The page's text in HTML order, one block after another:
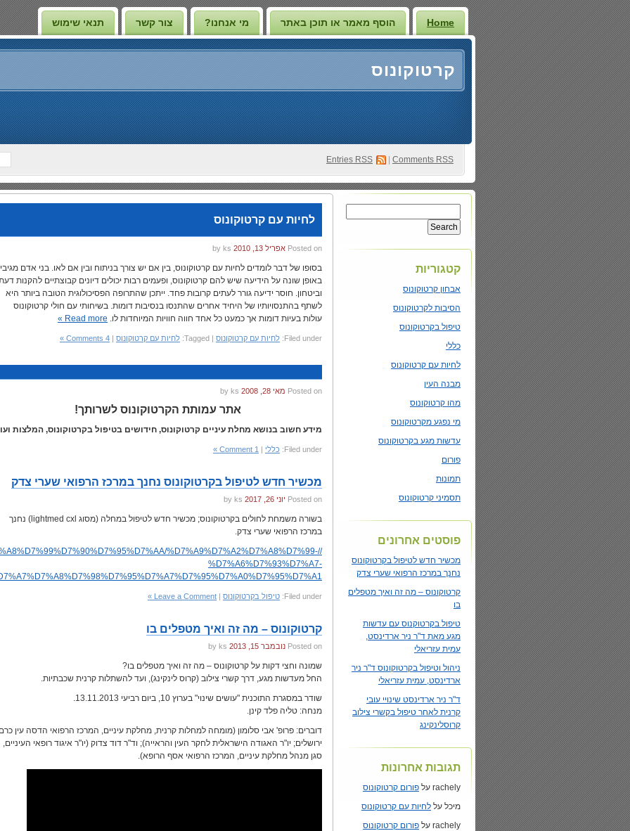
Home הוסף מאמר או תוכן באתר מי אנחנו? צור קשר תנאי שימוש
קרטוקונוס
Entries RSS Comments RSS
קטגוריות
אבחון קרטוקונוס
הסיבות לקרטוקונוס
טיפול בקרטוקונוס
כללי
לחיות עם קרטוקונוס
מבנה העין
מהו קרטוקונוס
מי נפגע מקרטוקונוס
עדשות מגע בקרטוקונוס
פורום
תמונות
תסמיני קרטוקונוס
פוסטים אחרונים
מכשיר חדש לטיפול בקרטוקונוס
נחנך במרכז הרפואי שערי צדק
קרטוקונוס – מה זה ואיך מטפלים
בו
טיפול בקרטוקנוס עם עדשות
מגע מאת ד"ר ניר ארדינסט,
עמית עזריאלי
ניהול וטיפול בקרטוקונוס ד"ר ניר
ארדינסט, עמית עזריאלי
ד"ר ניר ארדינסט שינויי עובי
קרנית לאחר טיפול בקשרי צילוב
קרוסלינקינג
תגובות אחרונות
rachely על פורום קרטוקונוס
מיכל על לחיות עם קרטוקונוס
rachely על פורום קרטוקונוס
לחיות עם קרטוקונוס
Posted on אפריל 13, 2010
בסופו של דבר לומדים לחיות עם קרטוקונוס, בין אם יש צורך בניתוח ובין אם לאו. בני אדם
באופן שונה על הידיעה שיש להם קרטוקונוס, ופעמים רבות יכולים דיונים קבוצתיים להקנות
וביטחון. חוסר ידיעה גורר לעתים קרובות פחד. ייתכן שהתרופה הפסיכולוגית הטובה ביותר היא
לשתף בהתנסויותיו של היחיד אחרים שהתנסו בנסיבות דומות. בשיחותי עם חולי קרטוקונוס
עולות בעיות דומות אך כמעט כל אחד חווה חוויות המיוחדות לו. Read more »
Filed under: לחיות עם קרטוקונוס | Tagged: לחיות עם קרטוקונוס |
4 Comments »
Posted on מאי 28, 2008
אתר עמותת הקרטוקונוס לשרותך!
מידע חשוב בנושא מחלת עיניים קרטוקונוס, חידושים בטיפול בקרטוקונוס, המלצות
Filed under: כללי |
1 Comment »
מכשיר חדש לטיפול בקרטוקונוס נחנך במרכז הרפואי שערי צדק
Posted on יוני 26, 2017
בשורה משמחת לחולים בקרטוקונוס; מכשיר חדש לטיפול במחלה (מסוג lightmed cxl) נחנך
במרכז הרפואי שערי צדק.
%D7%A9%D7%A2%D7%A8%D7%99-
%D7%A6%D7%93%D7%A7-
Filed under: טיפול בקרטוקונוס |
Leave a Comment »
קרטוקונוס – מה זה ואיך מטפלים בו
Posted on נובמבר 15, 2013
שמונה וחצי דקות על קרטוקונוס – מה זה ואיך מטפלים בו?
החל מעדשות מגע, דרך קשרי צילוב (קרוס לינקינג), ועד להשתלות קרנית שכבתיות.
שודר במסגרת התוכנית "עושים שינוי" בערוץ 10, ביום רביעי 13.11.2013.
מנחה: טליה פלד קינן.
דוברים: פרופ' אבי סלומון (מומחה למחלות קרנית, מחלקת עיניים, המרכז הרפואי הדסה עין
ירושלים; יו"ר האגודה הישראלית לחקר העין והראייה); וד"ר דוד צדוק (יו"ר איגוד רופאי העיניים,
סגן מנהל מחלקת עיניים, המרכז הרפואי אסף הרופא).